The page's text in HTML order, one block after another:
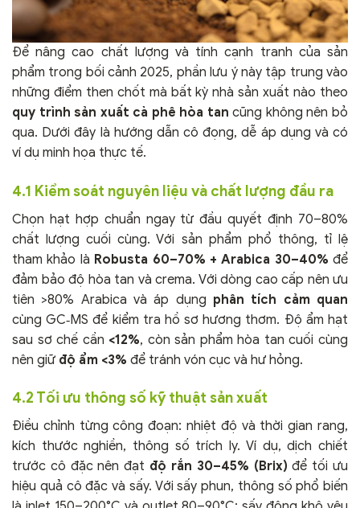
Để nâng cao chất lượng và tính cạnh tranh của sản
phẩm trong bối cảnh 2025, phần lưu ý này tập trung vào
những điểm then chốt mà bất kỳ nhà sản xuất nào theo
quy trình sản xuất cà phê hòa tan cũng không nên bỏ
qua. Dưới đây là hướng dẫn cô đọng, dễ áp dụng và có
ví dụ minh họa thực tế.
4.1 Kiểm soát nguyên liệu và chất lượng đầu ra
Chọn hạt hợp chuẩn ngay từ đầu quyết định 70–80%
chất lượng cuối cùng. Với sản phẩm phổ thông, tỉ lệ
tham khảo là Robusta 60–70% + Arabica 30–40% để
đảm bảo độ hòa tan và crema. Với dòng cao cấp nên ưu
tiên >80% Arabica và áp dụng phân tích cảm quan
cùng GC‑MS để kiểm tra hồ sơ hương thơm. Độ ẩm hạt
sau sơ chế cần <12%, còn sản phẩm hòa tan cuối cùng
nên giữ độ ẩm <3% để tránh vón cục và hư hỏng.
4.2 Tối ưu thông số kỹ thuật sản xuất
Điều chỉnh từng công đoạn: nhiệt độ và thời gian rang,
kích thước nghiền, thông số trích ly. Ví dụ, dịch chiết
trước cô đặc nên đạt độ rắn 30–45% (Brix) để tối ưu
hiệu quả cô đặc và sấy. Với sấy phun, thông số phổ biến